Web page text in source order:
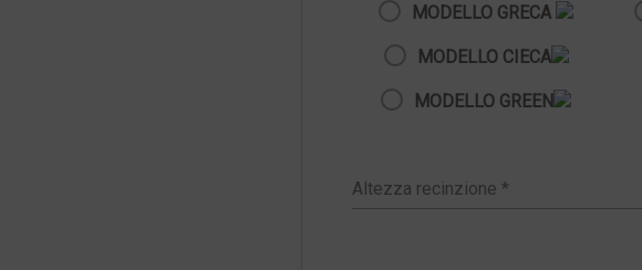
MODELLO GRECA
MODELLO CIECA
MODELLO GREEN